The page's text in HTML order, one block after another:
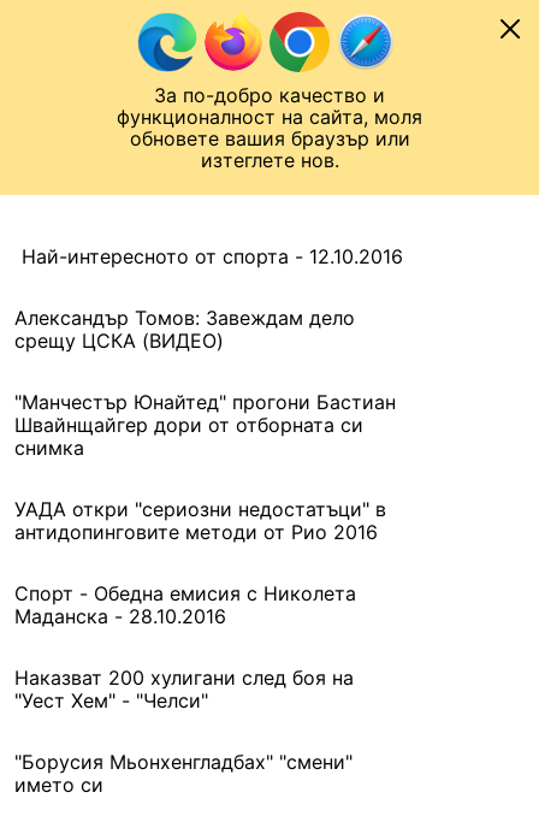
За по-добро качество и
функционалност на сайта, моля
обновете вашия браузър или
изтеглете нов.
Към съдържанието
Лига на Конференциите
Най-интересното от спорта - 12.10.2016
Александър Томов: Завеждам дело
срещу ЦСКА (ВИДЕО)
"Манчестър Юнайтед" прогони Бастиан
Швайнщайгер дори от отборната си
снимка
УАДА откри "сериозни недостатъци" в
антидопинговите методи от Рио 2016
Спорт - Обедна емисия с Николета
Маданска - 28.10.2016
Наказват 200 хулигани след боя на
"Уест Хем" - "Челси"
"Борусия Мьонхенгладбах" "смени"
името си